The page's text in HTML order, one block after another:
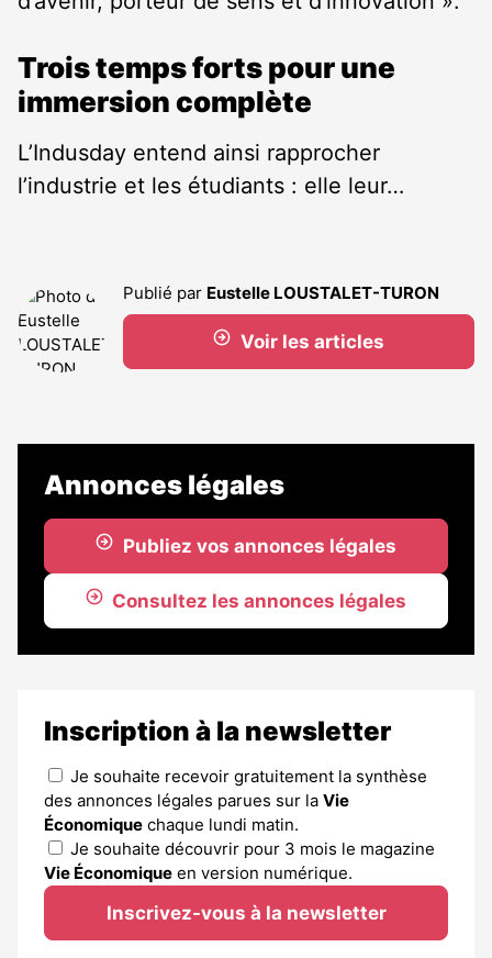
Trois temps forts pour une
immersion complète
L’Indusday entend ainsi rapprocher
l’industrie et les étudiants : elle leur…
Publié par Eustelle LOUSTALET-TURON
Voir les articles
Annonces légales
Publiez vos annonces légales
Consultez les annonces légales
Inscription à la newsletter
Je souhaite recevoir gratuitement la synthèse
des annonces légales parues sur la Vie
Économique chaque lundi matin.
Je souhaite découvrir pour 3 mois le magazine
Vie Économique en version numérique.
Inscrivez-vous à la newsletter